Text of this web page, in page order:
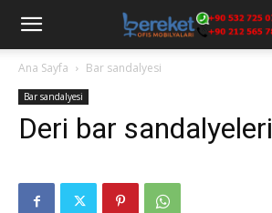
Ana Sayfa Bar sandalyesi
Bar sandalyesi
Deri bar sandalyeleri